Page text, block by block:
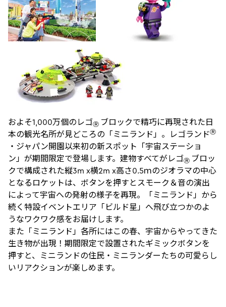
およそ1,000万個のレゴⓇ ブロックで精巧に再現された日
本の観光名所が見どころの「ミニランド」。レゴランドⓇ
・ジャパン開園以来初の新スポット「宇宙ステーショ
ン」が期間限定で登場します。建物すべてがレゴⓇ ブロッ
クで構成された縦3m x横2m x高さ0.5ｍのジオラマの中心
となるロケットは、ボタンを押すとスモーク＆音の演出
によって宇宙への発射の様子を再現。「ミニランド」から
続く特設イベントエリア「ビルド星」へ飛び立つかのよ
うなワクワク感をお届けします。
また「ミニランド」各所にはこの春、宇宙からやってきた
生き物が出現！期間限定で設置されたギミックボタンを
押すと、ミニランドの住民・ミニランダーたちの可愛らし
いリアクションが楽しめます。